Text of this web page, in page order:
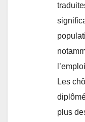
Les
plus